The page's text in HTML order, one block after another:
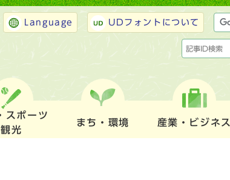
Language UDフォントについて
スポーツ
観光
まち・環境 産業・ビジネス